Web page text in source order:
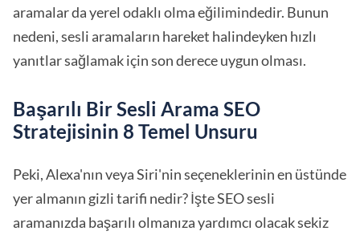
aramalar da yerel odaklı olma eğilimindedir. Bunun
nedeni, sesli aramaların hareket halindeyken hızlı
yanıtlar sağlamak için son derece uygun olması.
Başarılı Bir Sesli Arama SEO
Stratejisinin 8 Temel Unsuru
Peki, Alexa'nın veya Siri'nin seçeneklerinin en üstünde
yer almanın gizli tarifi nedir? İşte SEO sesli
aramanızda başarılı olmanıza yardımcı olacak sekiz